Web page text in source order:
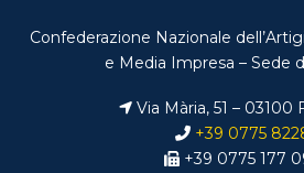
Confederazione Nazionale
e Media Impresa – Sede
Via Mària, 51 – 03100
+39 0775
+39 0775 177